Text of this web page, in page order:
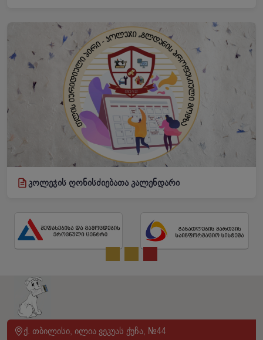
კოლეჯის ღონისძიებათა კალენდარი
ქ. თბილისი, ილია ვეკუას ქუჩა, №44